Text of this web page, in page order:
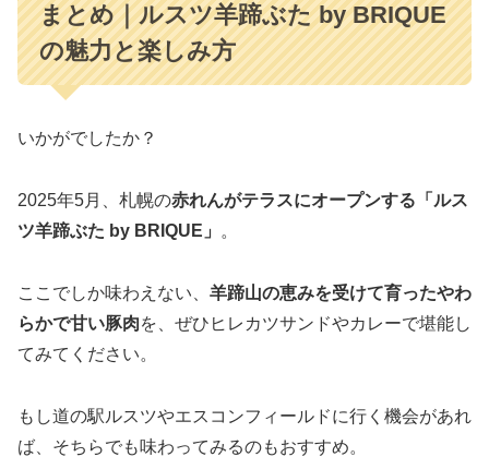
まとめ｜ルスツ羊蹄ぶた by BRIQUE
の魅力と楽しみ方
いかがでしたか？
2025年5月、札幌の赤れんがテラスにオープンする「ルス
ツ羊蹄ぶた by BRIQUE」
。
ここでしか味わえない、 羊蹄山の恵みを受けて育ったやわ
らかで甘い豚肉を、ぜひヒレカツサンドやカレーで堪能し
てみてください。
もし道の駅ルスツやエスコンフィールドに行く機会があれ
ば、そちらでも味わってみるのもおすすめ。